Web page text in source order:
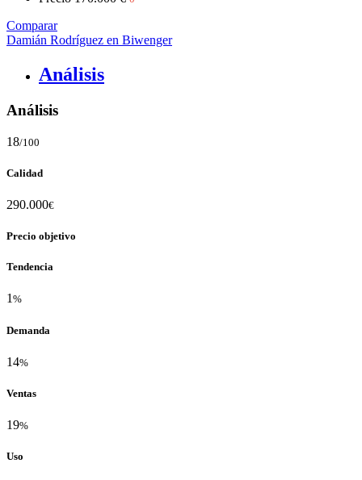
Comparar
Damián Rodríguez en Biwenger
Análisis
Análisis
18/100
Calidad
290.000€
Precio objetivo
Tendencia
1 %
Demanda
14%
Ventas
19%
Uso